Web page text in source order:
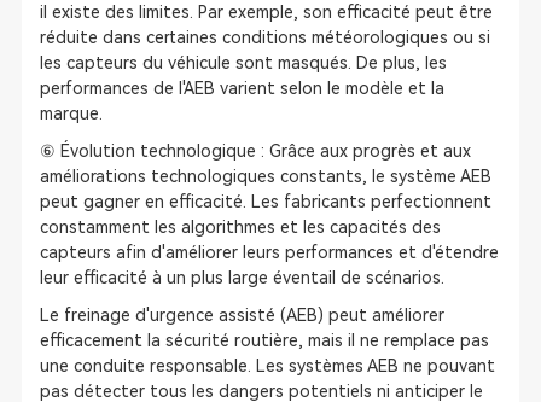
il existe des limites. Par exemple, son efficacité peut être
réduite dans certaines conditions météorologiques ou si
les capteurs du véhicule sont masqués. De plus, les
performances de l'AEB varient selon le modèle et la
marque.
⑥ Évolution technologique : Grâce aux progrès et aux
améliorations technologiques constants, le système AEB
peut gagner en efficacité. Les fabricants perfectionnent
constamment les algorithmes et les capacités des
capteurs afin d'améliorer leurs performances et d'étendre
leur efficacité à un plus large éventail de scénarios.
Le freinage d'urgence assisté (AEB) peut améliorer
efficacement la sécurité routière, mais il ne remplace pas
une conduite responsable. Les systèmes AEB ne pouvant
pas détecter tous les dangers potentiels ni anticiper le